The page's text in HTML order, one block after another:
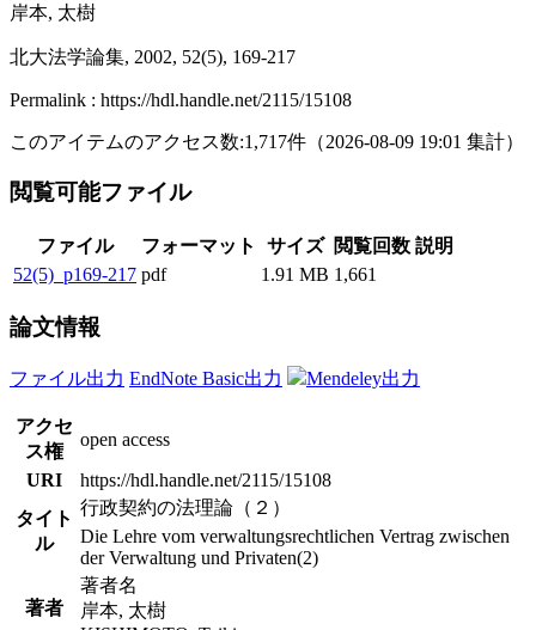
岸本, 太樹
北大法学論集, 2002, 52(5), 169-217
Permalink : https://hdl.handle.net/2115/15108
このアイテムのアクセス数:1,717件 （2026-08-09 19:01 集計）
閲覧可能ファイル
ファイル フォーマット サイズ 閲覧回数 説明
52(5)_p169-217 pdf 1.91 MB 1,661
論文情報
ファイル出力 EndNote Basic出力 Mendeley出力
アクセ
ス権
open access
URI
https://hdl.handle.net/2115/15108
タイト
ル
行政契約の法理論（２）
Die Lehre vom verwaltungsrechtlichen Vertrag zwischen
der Verwaltung und Privaten(2)
著者
著者名
岸本, 太樹